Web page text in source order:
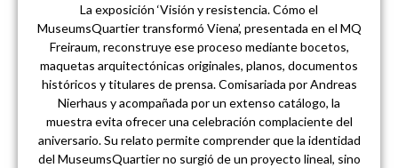
La exposición ‘Visión y resistencia. Cómo el
MuseumsQuartier transformó Viena’, presentada en el MQ
Freiraum, reconstruye ese proceso mediante bocetos,
maquetas arquitectónicas originales, planos, documentos
históricos y titulares de prensa. Comisariada por Andreas
Nierhaus y acompañada por un extenso catálogo, la
muestra evita ofrecer una celebración complaciente del
aniversario. Su relato permite comprender que la identidad
del MuseumsQuartier no surgió de un proyecto lineal, sino